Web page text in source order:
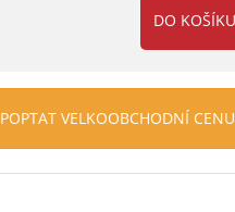
POPTAT VELKOOBCHODNÍ CENU